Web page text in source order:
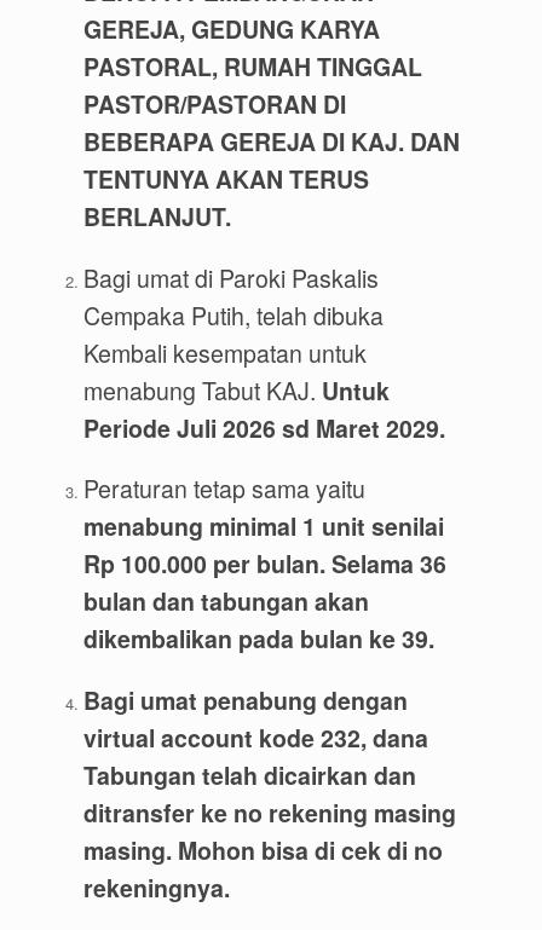
GEREJA, GEDUNG KARYA
PASTORAL, RUMAH TINGGAL
PASTOR/PASTORAN DI
BEBERAPA GEREJA DI KAJ. DAN
TENTUNYA AKAN TERUS
BERLANJUT.
Bagi umat di Paroki Paskalis
Cempaka Putih, telah dibuka
Kembali kesempatan untuk
menabung Tabut KAJ. Untuk
Periode Juli 2026 sd Maret 2029.
Peraturan tetap sama yaitu
menabung minimal 1 unit senilai
Rp 100.000 per bulan. Selama 36
bulan dan tabungan akan
dikembalikan pada bulan ke 39.
Bagi umat penabung dengan
virtual account kode 232, dana
Tabungan telah dicairkan dan
ditransfer ke no rekening masing
masing. Mohon bisa di cek di no
rekeningnya.